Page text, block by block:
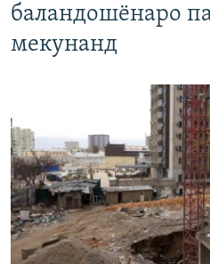
баландошёнаро
мекунанд